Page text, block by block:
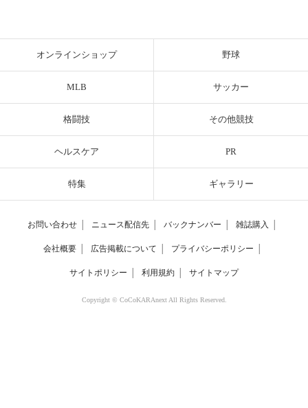
オンラインショップ 野球
MLB サッカー
格闘技 その他競技
ヘルスケア PR
特集 ギャラリー
お問い合わせ ニュース配信先 バックナンバー 雑誌購入
会社概要 広告掲載について プライバシーポリシー
サイトポリシー 利用規約 サイトマップ
Copyright © CoCoKARAnext All Rights Reserved.